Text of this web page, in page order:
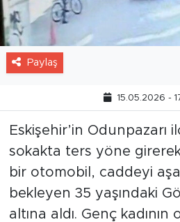
Paylaş
15.05.2026 -
Eskişehir’in Odunpazarı
sokakta ters yöne
bir otomobil, caddeyi
bekleyen 35 yaşındaki
altına aldı. Genç